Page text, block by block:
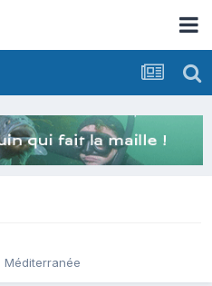
Méditerranée